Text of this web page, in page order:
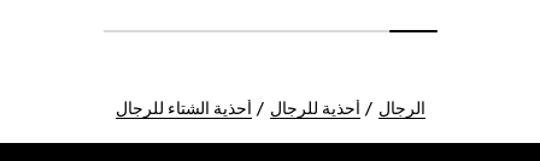
الرجال أحذية للرجال أحذية الشتاء للرجال